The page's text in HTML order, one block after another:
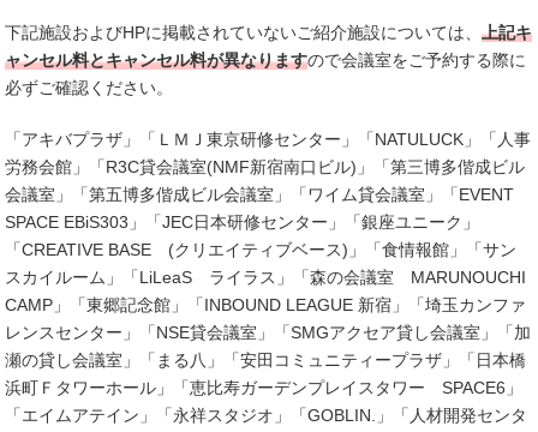
下記施設およびHPに掲載されていないご紹介施設については、上記キ
ャンセル料とキャンセル料が異なりますので会議室をご予約する際に
必ずご確認ください。
「アキバプラザ」「ＬＭＪ東京研修センター」「NATULUCK」「人事
労務会館」「R3C貸会議室(NMF新宿南口ビル)」「第三博多偕成ビル
会議室」「第五博多偕成ビル会議室」「ワイム貸会議室」「EVENT
SPACE EBiS303」「JEC日本研修センター」「銀座ユニーク」
「CREATIVE BASE (クリエイティブベース)」「食情報館」「サン
スカイルーム」「LiLeaS ライラス」「森の会議室 MARUNOUCHI
CAMP」「東郷記念館」「INBOUND LEAGUE 新宿」「埼玉カンファ
レンスセンター」「NSE貸会議室」「SMGアクセア貸し会議室」「加
瀬の貸し会議室」「まる八」「安田コミュニティープラザ」「日本橋
浜町Ｆタワーホール」「恵比寿ガーデンプレイスタワー SPACE6」
「エイムアテイン」「永祥スタジオ」「GOBLIN.」「人材開発センタ